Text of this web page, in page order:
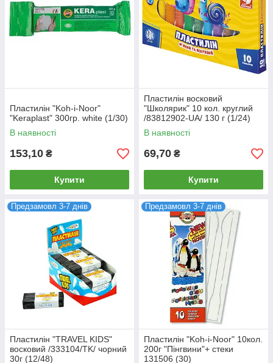
Пластилін "Koh-i-Noor"
"Keraplast" 300гр. white (1/30)
В наявності
153,10 ₴
Купити
Пластилін восковий
"Школярик" 10 кол. круглий
/83812902-UA/ 130 г (1/24)
В наявності
69,70 ₴
Купити
Предзамовл 3-7 днів
Пластилін "TRAVEL KIDS"
восковий /333104/TK/ чорний
30г (12/48)
Предзамовл 3-7 днів
Пластилін "Koh-i-Noor" 10кол.
200г "Пінгвини"+ стеки
131506 (30)